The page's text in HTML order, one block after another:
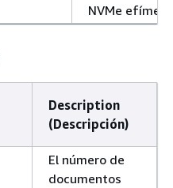
NVMe
Description
(Descripción)
El número de
documentos